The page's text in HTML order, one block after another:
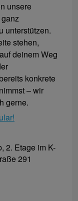
unsere
unterstützen.
stehen,
deinem Weg
konkrete
– wir
gerne.
2. Etage im K-
291